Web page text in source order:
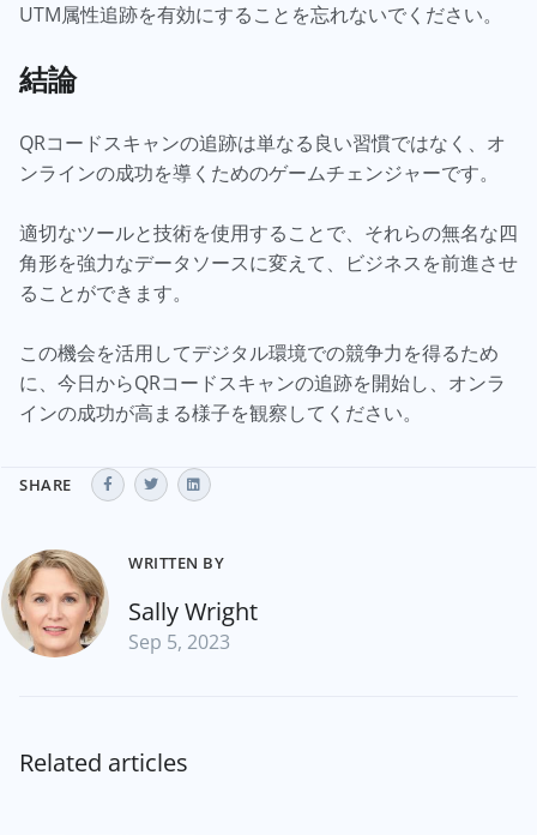
UTM属性追跡を有効にすることを忘れないでください。
結論
QRコードスキャンの追跡は単なる良い習慣ではなく、オ
ンラインの成功を導くためのゲームチェンジャーです。
適切なツールと技術を使用することで、それらの無名な四
角形を強力なデータソースに変えて、ビジネスを前進させ
ることができます。
この機会を活用してデジタル環境での競争力を得るため
に、今日からQRコードスキャンの追跡を開始し、オンラ
インの成功が高まる様子を観察してください。
SHARE
WRITTEN BY
Sally Wright
Sep 5, 2023
Related articles